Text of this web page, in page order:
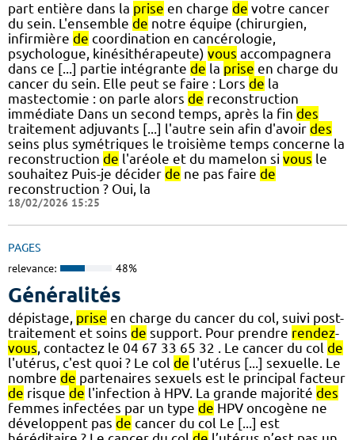
part entière dans la prise en charge de votre cancer
du sein. L'ensemble de notre équipe (chirurgien,
infirmière de coordination en cancérologie,
psychologue, kinésithérapeute) vous accompagnera
dans ce [...] partie intégrante de la prise en charge du
cancer du sein. Elle peut se faire : Lors de la
mastectomie : on parle alors de reconstruction
immédiate Dans un second temps, après la fin des
traitement adjuvants [...] l'autre sein afin d'avoir des
seins plus symétriques le troisième temps concerne la
reconstruction de l'aréole et du mamelon si vous le
souhaitez Puis-je décider de ne pas faire de
reconstruction ? Oui, la
18/02/2026 15:25
PAGES
relevance: 48%
Généralités
dépistage, prise en charge du cancer du col, suivi post-
traitement et soins de support. Pour prendre rendez-
vous , contactez le 04 67 33 65 32 . Le cancer du col de
l'utérus, c'est quoi ? Le col de l'utérus [...] sexuelle. Le
nombre de partenaires sexuels est le principal facteur
de risque de l'infection à HPV. La grande majorité des
femmes infectées par un type de HPV oncogène ne
développent pas de cancer du col Le [...] est